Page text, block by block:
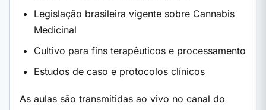
Legislação brasileira vigente sobre Cannabis
Medicinal
Cultivo para fins terapêuticos e processamento
Estudos de caso e protocolos clínicos
As aulas são transmitidas ao vivo no canal do